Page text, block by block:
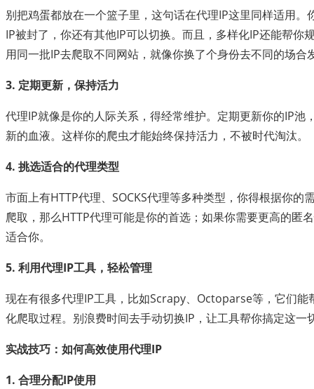
别把鸡蛋都放在一个篮子里，这句话在代理IP这里同样适用。
IP被封了，你还有其他IP可以切换。而且，多样化IP还能帮你
用同一批IP去爬取不同网站，就像你换了个身份去不同的场合
3. 定期更新，保持活力
代理IP就像是你的人际关系，得经常维护。定期更新你的IP池
新的血液。这样你的爬虫才能始终保持活力，不被时代淘汰。
4. 挑选适合的代理类型
市面上有HTTP代理、SOCKS代理等多种类型，你得根据你的
爬取，那么HTTP代理可能是你的首选；如果你需要更高的匿
适合你。
5. 利用代理IP工具，轻松管理
现在有很多代理IP工具，比如Scrapy、Octoparse等，它们能
化爬取过程。别浪费时间去手动切换IP，让工具帮你搞定这一
实战技巧：如何高效使用代理IP
1. 合理分配IP使用